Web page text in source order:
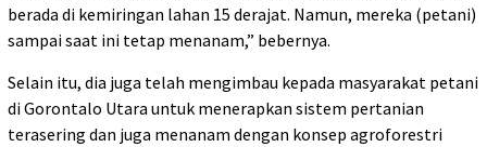
berada di kemiringan lahan 15 derajat. Namun, mereka (petani)
sampai saat ini tetap menanam,” bebernya.
Selain itu, dia juga telah mengimbau kepada masyarakat petani
di Gorontalo Utara untuk menerapkan sistem pertanian
terasering dan juga menanam dengan konsep agroforestri